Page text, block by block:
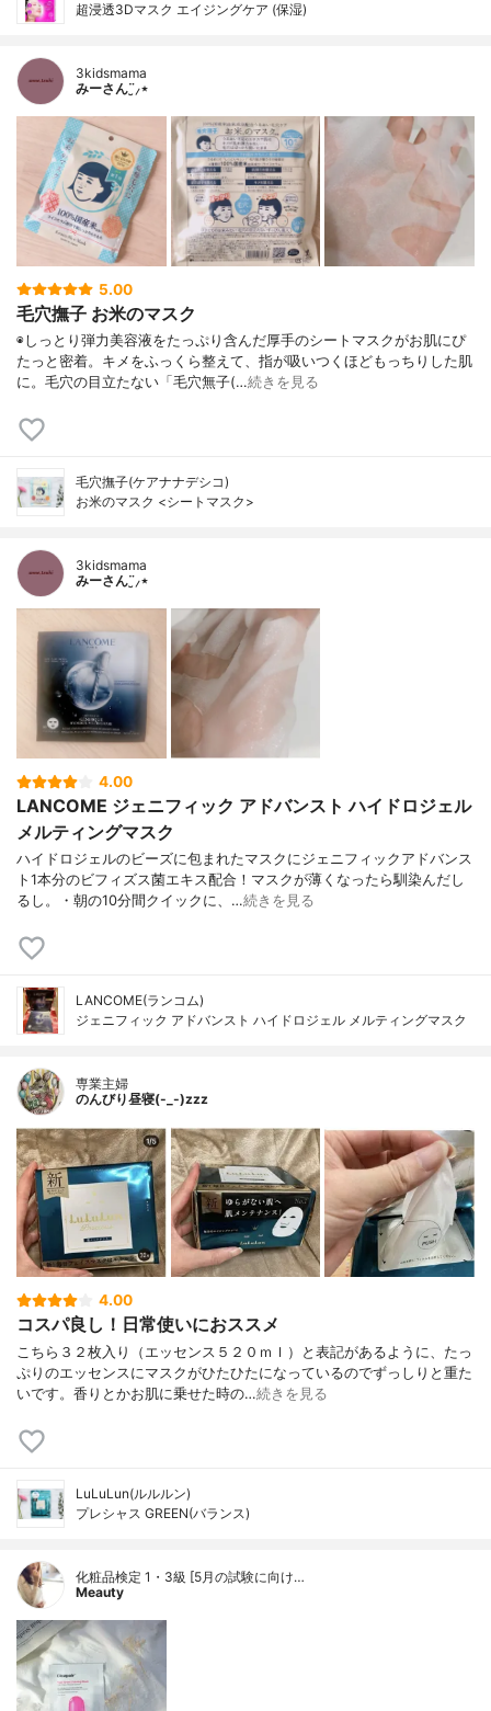
超浸透3Dマスク エイジングケア (保湿)
3kidsmama
みーさん¨̮⸝⋆
5.00
毛穴撫子 お米のマスク
◉しっとり弾力美容液をたっぷり含んだ厚手のシートマスクがお肌にぴ
たっと密着。キメをふっくら整えて、指が吸いつくほどもっちりした肌
に。毛穴の目立たない「毛穴無子(…続きを見る
毛穴撫子(ケアナナデシコ)
お米のマスク <シートマスク>
3kidsmama
みーさん¨̮⸝⋆
4.00
LANCOME ジェニフィック アドバンスト ハイドロジェル
メルティングマスク
ハイドロジェルのビーズに包まれたマスクにジェニフィックアドバンス
ト1本分のビフィズス菌エキス配合！マスクが薄くなったら馴染んだし
るし。・朝の10分間クイックに、…続きを見る
LANCOME(ランコム)
ジェニフィック アドバンスト ハイドロジェル メルティングマスク
専業主婦
のんびり昼寝(-_-)zzz
4.00
コスパ良し！日常使いにおススメ
こちら３２枚入り（エッセンス５２０ｍｌ）と表記があるように、たっ
ぷりのエッセンスにマスクがひたひたになっているのでずっしりと重た
いです。香りとかお肌に乗せた時の…続きを見る
LuLuLun(ルルルン)
プレシャス GREEN(バランス)
化粧品検定 1・3級 [5月の試験に向け…
Meauty